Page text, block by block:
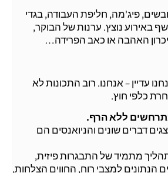
פיג'מה, חליפת העבודה, בגדי
באירוע נוצץ. ערנות של הבוקר,
האהבה או כאב הפרידה…
עדיין – אנחנו. רוב התכונות לא
כלפי חוץ.
ללא הרף.
דברים שונים והניואנסים הם
מתמיד של התבגרות פיזית,
הנתונים למצבי רוח, החווים הצלחות,